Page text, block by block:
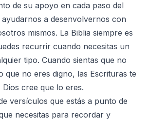
de su apoyo en cada paso del
a desenvolvernos con
mismos. La Biblia siempre es
recurrir cuando necesitas un
tipo. Cuando sientas que no
que no eres digno, las Escrituras te
cree que lo eres.
versículos que estás a punto de
necesitas para recordar y